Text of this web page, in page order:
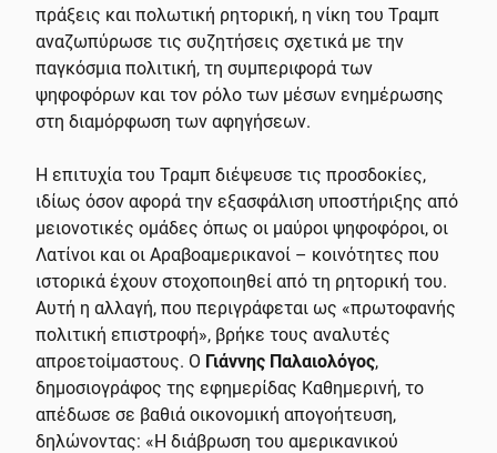
πράξεις και πολωτική ρητορική, η νίκη του Τραμπ
αναζωπύρωσε τις συζητήσεις σχετικά με την
παγκόσμια πολιτική, τη συμπεριφορά των
ψηφοφόρων και τον ρόλο των μέσων ενημέρωσης
στη διαμόρφωση των αφηγήσεων.
Η επιτυχία του Τραμπ διέψευσε τις προσδοκίες,
ιδίως όσον αφορά την εξασφάλιση υποστήριξης από
μειονοτικές ομάδες όπως οι μαύροι ψηφοφόροι, οι
Λατίνοι και οι Αραβοαμερικανοί – κοινότητες που
ιστορικά έχουν στοχοποιηθεί από τη ρητορική του.
Αυτή η αλλαγή, που περιγράφεται ως «πρωτοφανής
πολιτική επιστροφή», βρήκε τους αναλυτές
απροετοίμαστους. Ο Γιάννης Παλαιολόγος,
δημοσιογράφος της εφημερίδας Καθημερινή, το
απέδωσε σε βαθιά οικονομική απογοήτευση,
δηλώνοντας: «Η διάβρωση του αμερικανικού